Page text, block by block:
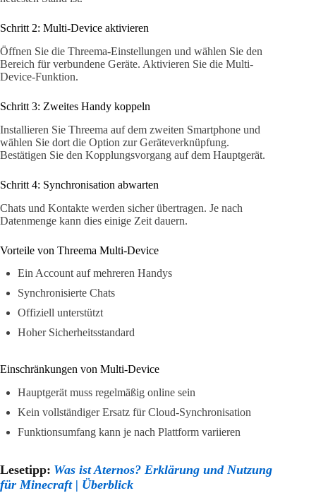
Schritt 2: Multi-Device aktivieren
Öffnen Sie die Threema-Einstellungen und wählen Sie den
Bereich für verbundene Geräte. Aktivieren Sie die Multi-
Device-Funktion.
Schritt 3: Zweites Handy koppeln
Installieren Sie Threema auf dem zweiten Smartphone und
wählen Sie dort die Option zur Geräteverknüpfung.
Bestätigen Sie den Kopplungsvorgang auf dem Hauptgerät.
Schritt 4: Synchronisation abwarten
Chats und Kontakte werden sicher übertragen. Je nach
Datenmenge kann dies einige Zeit dauern.
Vorteile von Threema Multi-Device
Ein Account auf mehreren Handys
Synchronisierte Chats
Offiziell unterstützt
Hoher Sicherheitsstandard
Einschränkungen von Multi-Device
Hauptgerät muss regelmäßig online sein
Kein vollständiger Ersatz für Cloud-Synchronisation
Funktionsumfang kann je nach Plattform variieren
Lesetipp: Was ist Aternos? Erklärung und Nutzung
für Minecraft | Überblick